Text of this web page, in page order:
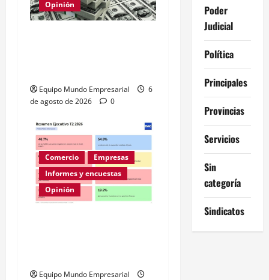
Opinión
Equipo Mundo Empresarial
6
de agosto de 2026
0
Comercio
Empresas
Informes y encuestas
Opinión
Equipo Mundo Empresarial
Poder
Judicial
Política
Principales
Provincias
Servicios
Sin
categoría
Sindicatos